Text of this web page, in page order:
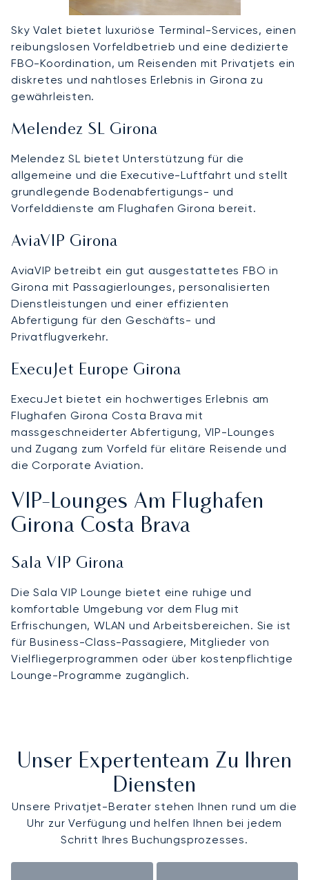
Sky Valet bietet luxuriöse Terminal-Services, einen
reibungslosen Vorfeldbetrieb und eine dedizierte
FBO-Koordination, um Reisenden mit Privatjets ein
diskretes und nahtloses Erlebnis in Girona zu
gewährleisten.
Melendez SL Girona
Melendez SL bietet Unterstützung für die
allgemeine und die Executive-Luftfahrt und stellt
grundlegende Bodenabfertigungs- und
Vorfelddienste am Flughafen Girona bereit.
AviaVIP Girona
AviaVIP betreibt ein gut ausgestattetes FBO in
Girona mit Passagierlounges, personalisierten
Dienstleistungen und einer effizienten
Abfertigung für den Geschäfts- und
Privatflugverkehr.
ExecuJet Europe Girona
ExecuJet bietet ein hochwertiges Erlebnis am
Flughafen Girona Costa Brava mit
massgeschneiderter Abfertigung, VIP-Lounges
und Zugang zum Vorfeld für elitäre Reisende und
die Corporate Aviation.
VIP-Lounges Am Flughafen
Girona Costa Brava
Sala VIP Girona
Die Sala VIP Lounge bietet eine ruhige und
komfortable Umgebung vor dem Flug mit
Erfrischungen, WLAN und Arbeitsbereichen. Sie ist
für Business-Class-Passagiere, Mitglieder von
Vielfliegerprogrammen oder über kostenpflichtige
Lounge-Programme zugänglich.
Unser Expertenteam Zu Ihren
Diensten
Unsere Privatjet-Berater stehen Ihnen rund um die
Uhr zur Verfügung und helfen Ihnen bei jedem
Schritt Ihres Buchungsprozesses.